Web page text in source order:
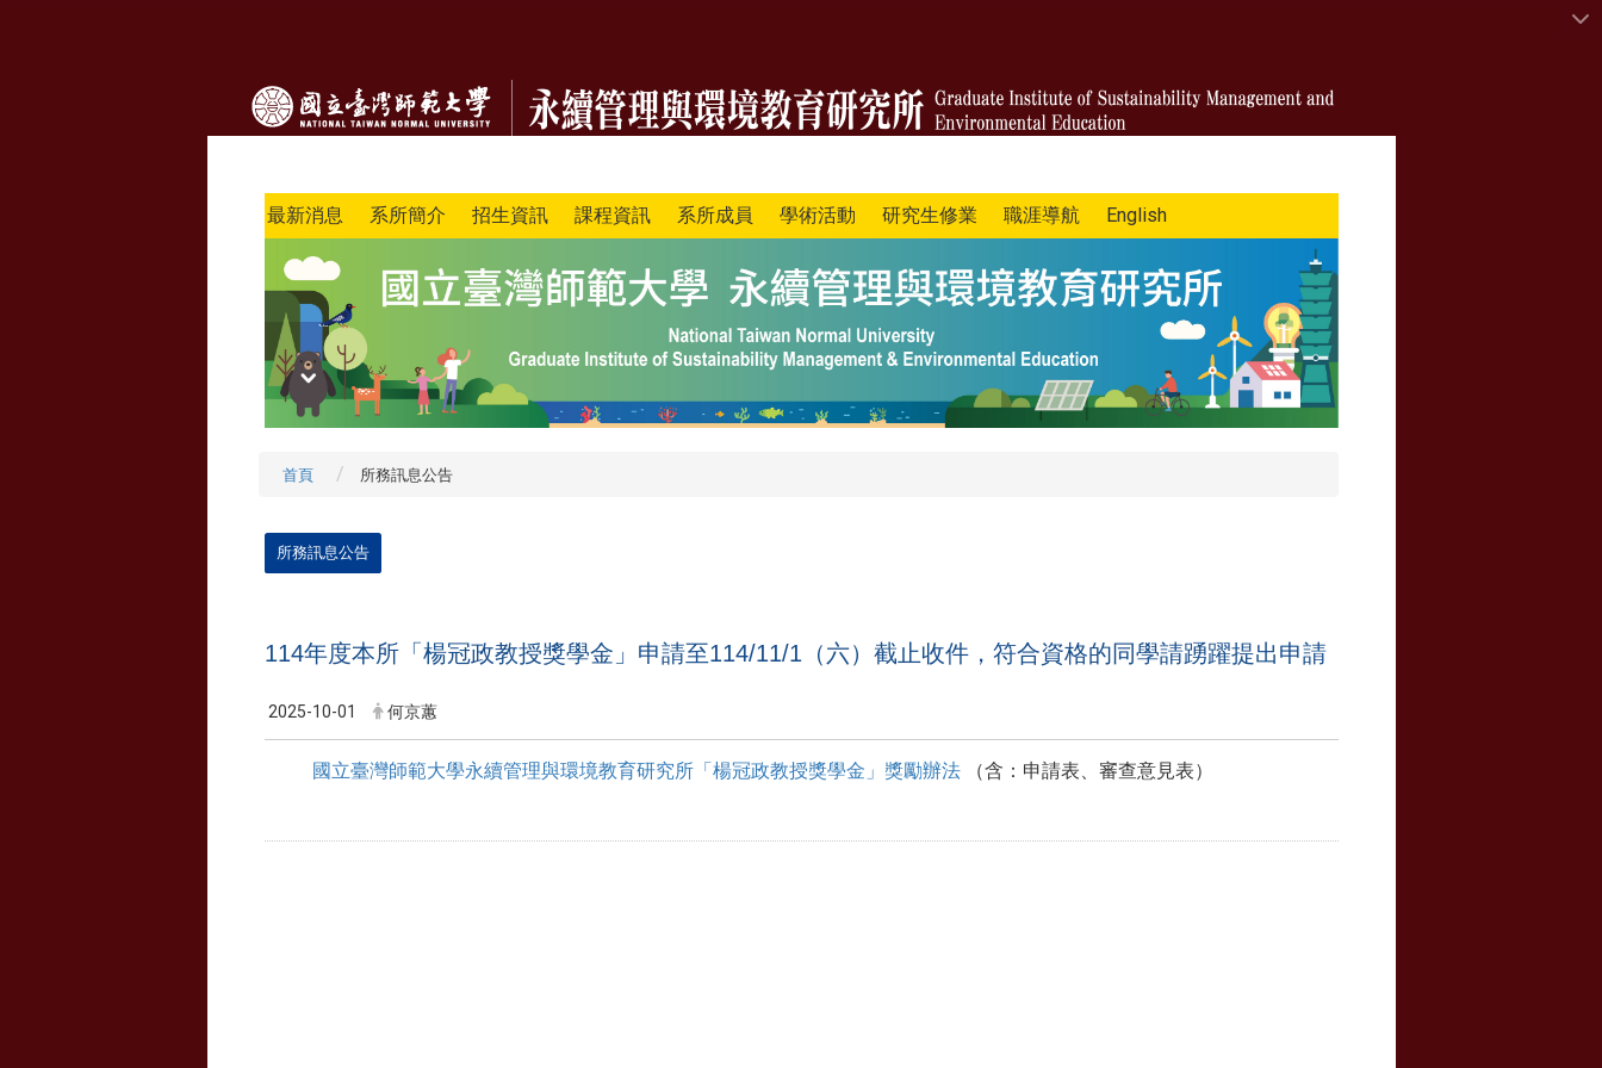
最新消息 系所簡介 招生資訊 課程資訊 系所成員 學術活動 研究生修業 職涯導航 English
首頁 所務訊息公告
所務訊息公告
114年度本所「楊冠政教授獎學金」申請至114/11/1（六）截止收件，符合資格的同學請踴躍提出申請
2025-10-01 何京蕙
國立臺灣師範大學永續管理與環境教育研究所「楊冠政教授獎學金」獎勵辦法（含：申請表、審查意見表）